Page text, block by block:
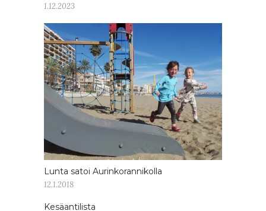
1.12.2023
Lunta satoi Aurinkorannikolla
12.1.2018
Kesäantilista